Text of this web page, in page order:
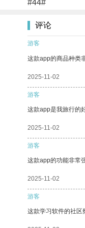
#44#
评论
游客
这款app的商品种类
2025-11-02
游客
这款app是我旅行的
2025-11-02
游客
这款app的功能非常
2025-11-02
游客
这款学习软件的社区